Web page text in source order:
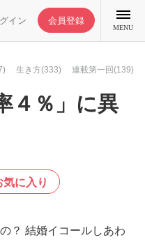
イン 会員登録
MENU
生き方(333) 連載第一回(139)
４％」に異
気に入り
？ 結婚イコールしあわ